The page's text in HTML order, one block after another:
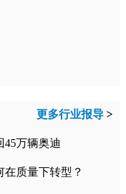
更多行业报导 >
万辆奥迪
质量下转型？